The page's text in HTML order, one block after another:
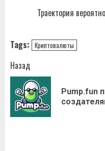
Траектория
Tags: Криптовалюты
Навигация
записи
Назад
Pump.fun